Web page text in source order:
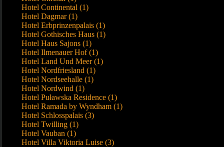
Hotel Continental (1)
Hotel Dagmar (1)
Hotel Erbprinzenpalais (1)
Hotel Gothisches Haus (1)
Hotel Haus Sajons (1)
Hotel Ilmenauer Hof (1)
Hotel Land Und Meer (1)
Hotel Nordfriesland (1)
Hotel Nordseehalle (1)
Hotel Nordwind (1)
Hotel Puławska Residence (1)
Hotel Ramada by Wyndham (1)
Hotel Schlosspalais (3)
Hotel Twilling (1)
Hotel Vauban (1)
Hotel Villa Viktoria Luise (3)